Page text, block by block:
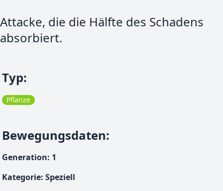
Attacke, die die Hälfte des Schadens
absorbiert.
Typ:
Pflanze
Bewegungsdaten:
Generation: 1
Kategorie: Speziell